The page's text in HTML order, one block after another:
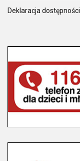
Deklaracja dostępności